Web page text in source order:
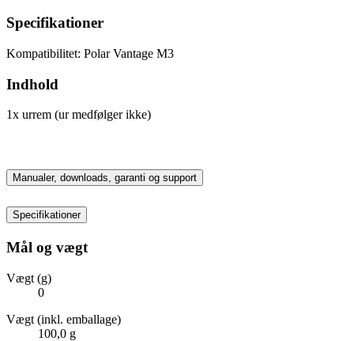
Specifikationer
Kompatibilitet: Polar Vantage M3
Indhold
1x urrem (ur medfølger ikke)
Manualer, downloads, garanti og support
Specifikationer
Mål og vægt
Vægt (g)
0
Vægt (inkl. emballage)
100,0 g